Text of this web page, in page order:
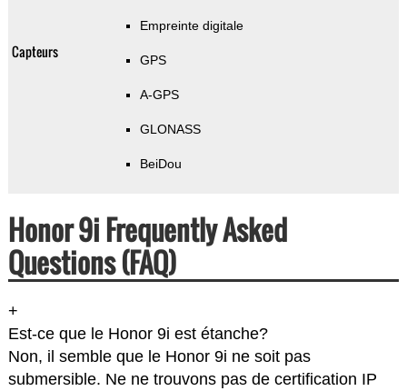
Capteurs
Empreinte digitale
GPS
A-GPS
GLONASS
BeiDou
Honor 9i Frequently Asked
Questions (FAQ)
+
Est-ce que le Honor 9i est étanche?
Non, il semble que le Honor 9i ne soit pas
submersible. Ne ne trouvons pas de certification IP